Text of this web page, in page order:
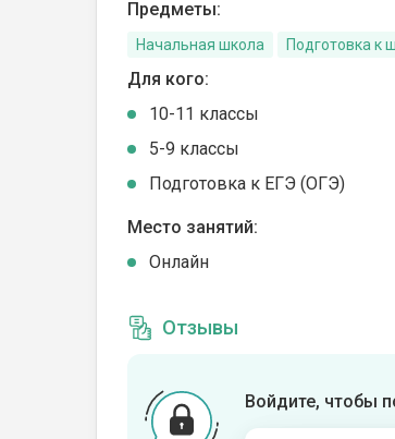
Предметы:
Начальная школа Подготовка к
Для кого:
10-11 классы
5-9 классы
Подготовка к ЕГЭ (ОГЭ)
Место занятий:
Онлайн
Отзывы
Войдите, чтобы